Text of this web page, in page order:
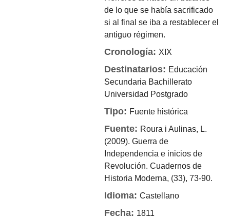
de lo que se había sacrificado
si al final se iba a restablecer el
antiguo régimen.
Cronología:XIX
Destinatarios: Educación
Secundaria Bachillerato
Universidad Postgrado
Tipo: Fuente histórica
Fuente: Roura i Aulinas, L.
(2009). Guerra de
Independencia e inicios de
Revolución. Cuadernos de
Historia Moderna, (33), 73-90.
Idioma:Castellano
Fecha: 1811